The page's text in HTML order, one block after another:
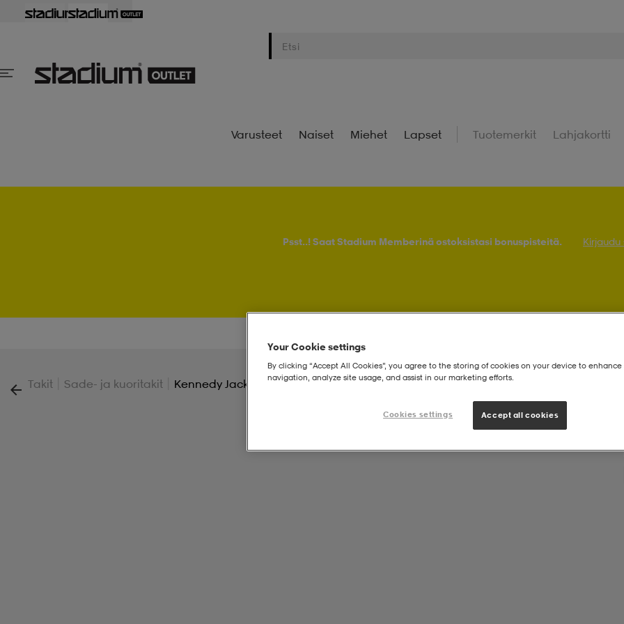
Varusteet Naiset Miehet Lapset Tuotemerkit Lahjakortti
Psst..! Saat Stadium Memberinä ostoksistasi bonuspisteitä. Kirjaudu
Takit Sade- ja kuoritakit Kennedy Jackt Men
Your Cookie settings
By clicking “Accept All Cookies”, you agree to the storing of cookies on your device to enhance
navigation, analyze site usage, and assist in our marketing efforts.
Cookies settings Accept all cookies